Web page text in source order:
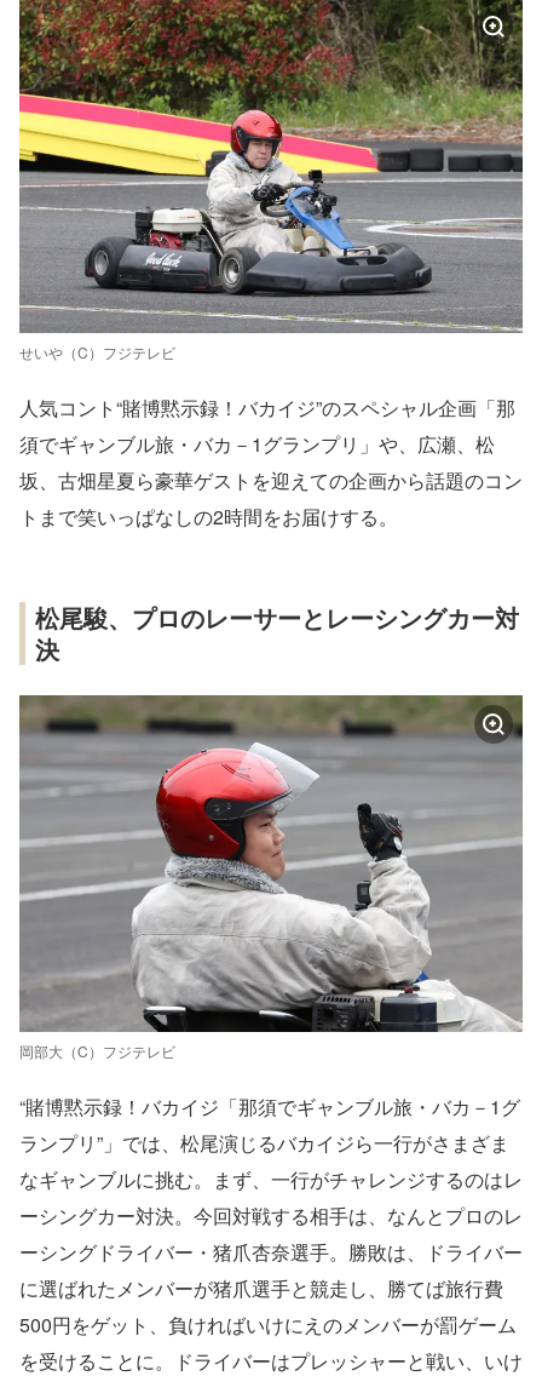
せいや（C）フジテレビ
人気コント“賭博黙示録！バカイジ”のスペシャル企画「那
須でギャンブル旅・バカ－1グランプリ」や、広瀬、松
坂、古畑星夏ら豪華ゲストを迎えての企画から話題のコン
トまで笑いっぱなしの2時間をお届けする。
松尾駿、プロのレーサーとレーシングカー対
決
岡部大（C）フジテレビ
“賭博黙示録！バカイジ「那須でギャンブル旅・バカ－1グ
ランプリ”」では、松尾演じるバカイジら一行がさまざま
なギャンブルに挑む。まず、一行がチャレンジするのはレ
ーシングカー対決。今回対戦する相手は、なんとプロのレ
ーシングドライバー・猪爪杏奈選手。勝敗は、ドライバー
に選ばれたメンバーが猪爪選手と競走し、勝てば旅行費
500円をゲット、負ければいけにえのメンバーが罰ゲーム
を受けることに。ドライバーはプレッシャーと戦い、いけ